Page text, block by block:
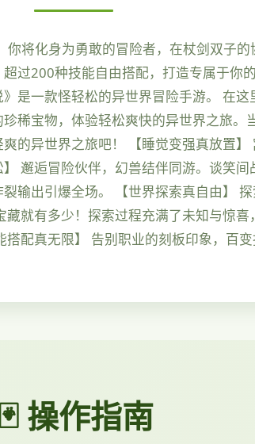
将化身为勇敢的冒险者，在杖剑双子
过200种技能自由搭配，打造专属于你
是一款怪轻松的异世界冒险手游。 在
稀宝物，体验轻松爽快的异世界之旅
的异世界之旅吧！ 【睡觉变强真放置
邂逅冒险伙伴，幻兽结伴同游。谈笑
输出引爆全场。 【世界探索真自由】
就有多少！探索过程充满了未知与惊
配真无限】 告别职业的刻板印象，百变
🃏 操作指南